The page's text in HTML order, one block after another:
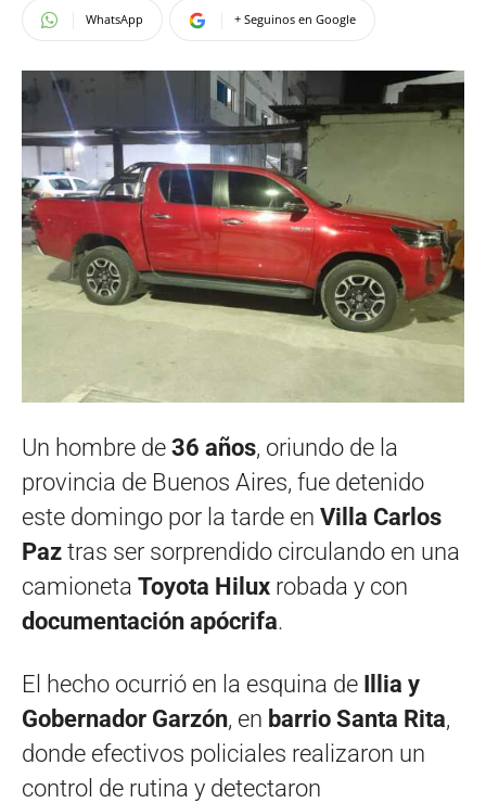
WhatsApp + Seguinos en Google
Un hombre de 36 años, oriundo de la
provincia de Buenos Aires, fue detenido
este domingo por la tarde en Villa Carlos
Paz tras ser sorprendido circulando en una
camioneta Toyota Hilux robada y con
documentación apócrifa.
El hecho ocurrió en la esquina de Illia y
Gobernador Garzón, en barrio Santa Rita,
donde efectivos policiales realizaron un
control de rutina y detectaron